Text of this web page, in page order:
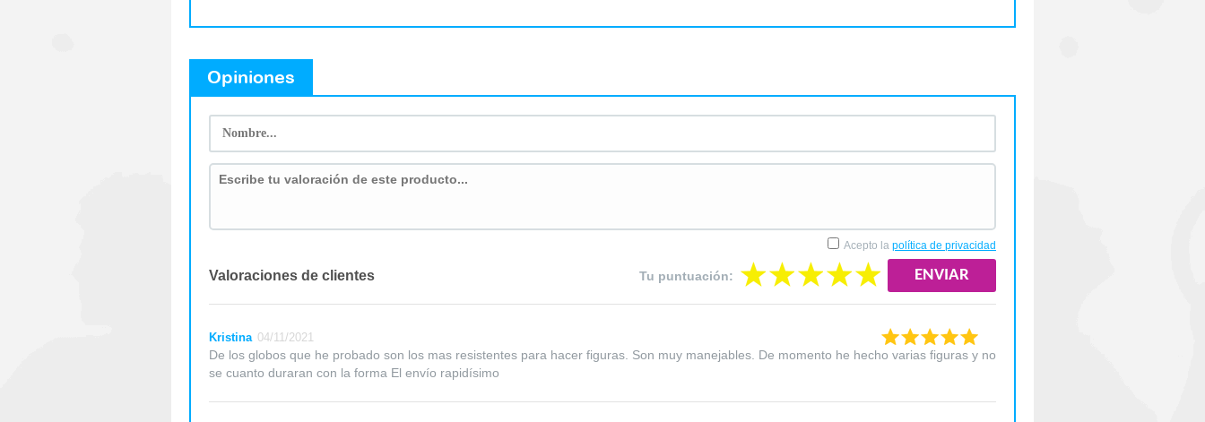
Opiniones
Valoraciones de clientes Tu puntuación:
Acepto la política de privacidad
Kristina 04/11/2021
De los globos que he probado son los mas resistentes para hacer figuras. Son muy manejables. De momento he hecho varias figuras y no
se cuanto duraran con la forma El envío rapidísimo